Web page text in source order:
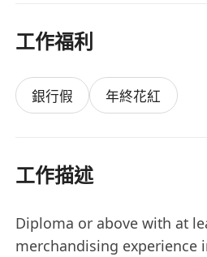
工作福利
銀行假 年終花紅
工作描述
Diploma or above with at
merchandising experience